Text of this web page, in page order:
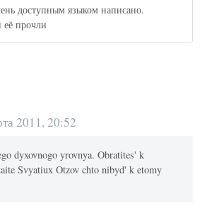
доступным языком написано.
прочли
2011, 20:52
dyxovnogo yrovnya. Obratites' k
Svyatiux Otzov chto nibyd' k etomy